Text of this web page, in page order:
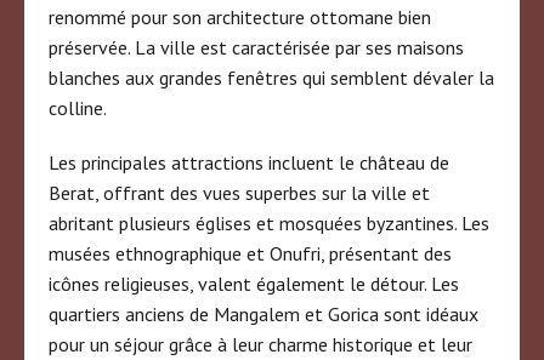
renommé pour son architecture ottomane bien
préservée. La ville est caractérisée par ses maisons
blanches aux grandes fenêtres qui semblent dévaler la
colline.
Les principales attractions incluent le château de
Berat, offrant des vues superbes sur la ville et
abritant plusieurs églises et mosquées byzantines. Les
musées ethnographique et Onufri, présentant des
icônes religieuses, valent également le détour. Les
quartiers anciens de Mangalem et Gorica sont idéaux
pour un séjour grâce à leur charme historique et leur